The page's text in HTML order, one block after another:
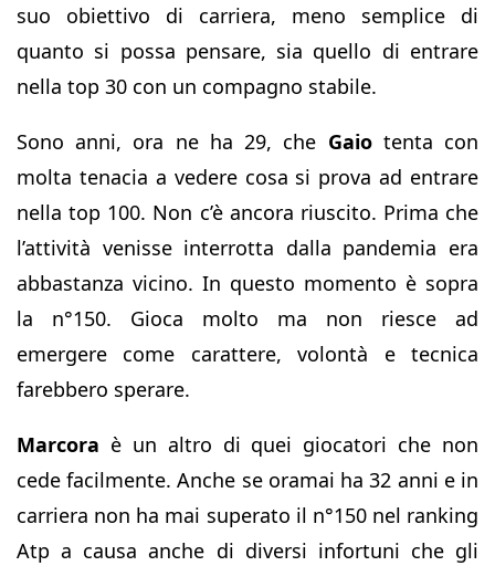
suo obiettivo di carriera, meno semplice di
quanto si possa pensare, sia quello di entrare
nella top 30 con un compagno stabile.
Sono anni, ora ne ha 29, che Gaiotenta con
molta tenacia a vedere cosa si prova ad entrare
nella top 100. Non c’è ancora riuscito. Prima che
l’attività venisse interrotta dalla pandemia era
abbastanza vicino. In questo momento è sopra
la n°150. Gioca molto ma non riesce ad
emergere come carattere, volontà e tecnica
farebbero sperare.
Marcora è un altro di quei giocatori che non
cede facilmente. Anche se oramai ha 32 anni e in
carriera non ha mai superato il n°150 nel ranking
Atp a causa anche di diversi infortuni che gli